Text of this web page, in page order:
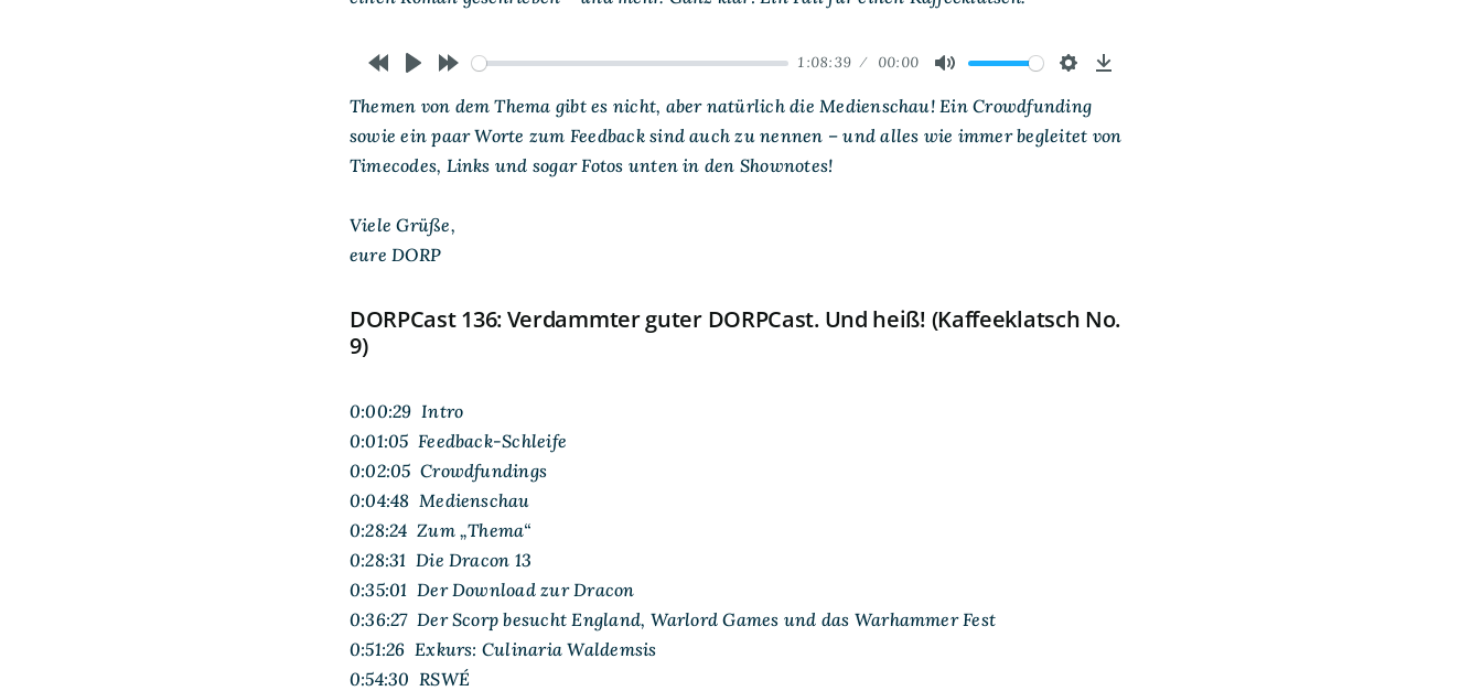
10s
10s
1:08:39 00:00
Themen von dem Thema gibt es nicht, aber natürlich die Medienschau! Ein Crowdfunding
sowie ein paar Worte zum Feedback sind auch zu nennen – und alles wie immer begleitet von
Timecodes, Links und sogar Fotos unten in den Shownotes!
Viele Grüße,
eure DORP
DORPCast 136: Verdammter guter DORPCast. Und heiß! (Kaffeeklatsch No.
9)
0:00:29 Intro
0:01:05 Feedback-Schleife
0:02:05 Crowdfundings
0:04:48 Medienschau
0:28:24 Zum „Thema“
0:28:31 Die Dracon 13
0:35:01 Der Download zur Dracon
0:36:27 Der Scorp besucht England, Warlord Games und das Warhammer Fest
0:51:26 Exkurs: Culinaria Waldemsis
0:54:30 RSWÉ